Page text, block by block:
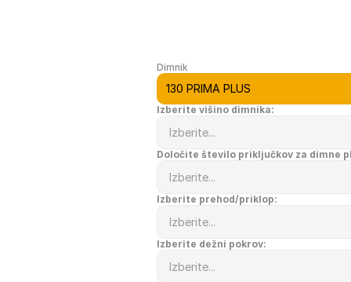
Dimnik
Izberite višino dimnika:
Določite število priključkov za dimne
Izberite prehod/priklop:
Izberite dežni pokrov: